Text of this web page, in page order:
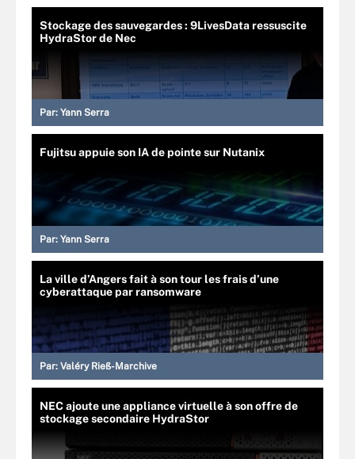
Stockage des sauvegardes : 9LivesData ressuscite
HydraStor de Nec
Par: Yann Serra
Fujitsu appuie son IA de pointe sur Nutanix
Par: Yann Serra
La ville d’Angers fait à son tour les frais d’une
cyberattaque par ransomware
Par: Valéry Rieß-Marchive
NEC ajoute une appliance virtuelle à son offre de
stockage secondaire HydraStor